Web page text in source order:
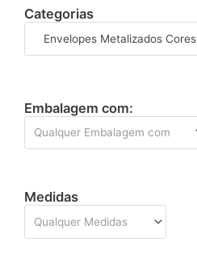
Categorias
Envelopes Metalizados Cores
Embalagem com:
Qualquer Embalagem com
Medidas
Qualquer Medidas